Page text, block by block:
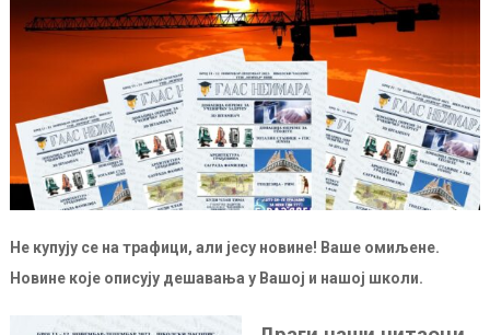
Не купују се на трафици, али јесу новине! Ваше омиљене.
Новине које описују дешавања у Вашој и нашој школи.